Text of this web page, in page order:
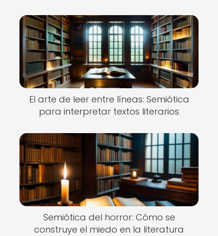
El arte de leer entre líneas: Semiótica
para interpretar textos literarios
Semiótica del horror: Cómo se
construye el miedo en la literatura